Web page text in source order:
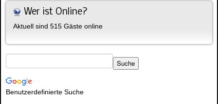
Wer ist Online?
Aktuell sind 515 Gäste online
Benutzerdefinierte Suche